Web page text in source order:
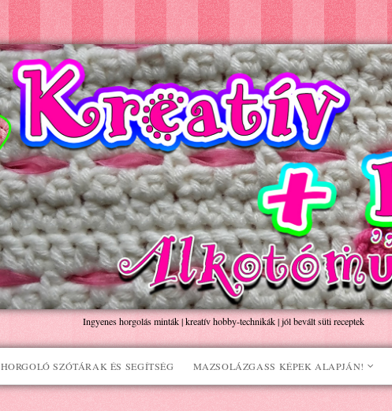
Ingyenes horgolás minták | kreatív hobby-technikák | jól bevált süti receptek
HORGOLÓ SZÓTÁRAK ÉS SEGÍTSÉG MAZSOLÁZGASS KÉPEK ALAPJÁN!